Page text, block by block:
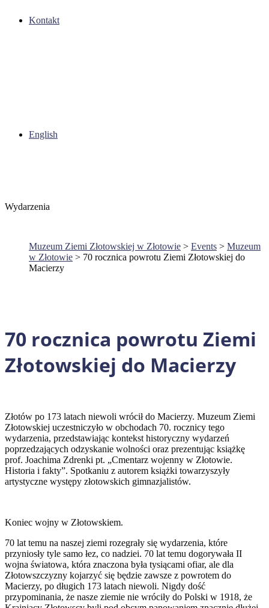
Kontakt
English
Wydarzenia
Muzeum Ziemi Złotowskiej w Złotowie > Events > Muzeum
w Złotowie > 70 rocznica powrotu Ziemi Złotowskiej do
Macierzy
70 rocznica powrotu Ziemi
Złotowskiej do Macierzy
Złotów po 173 latach niewoli wrócił do Macierzy. Muzeum Ziemi
Złotowskiej uczestniczyło w obchodach 70. rocznicy tego
wydarzenia, przedstawiając kontekst historyczny wydarzeń
poprzedzających odzyskanie wolności oraz prezentując książkę
prof. Joachima Zdrenki pt. „Cmentarz wojenny w Złotowie.
Historia i fakty”. Spotkaniu z autorem książki towarzyszyły
artystyczne występy złotowskich gimnazjalistów.
Koniec wojny w Złotowskiem.
70 lat temu na naszej ziemi rozegrały się wydarzenia, które
przyniosły tyle samo łez, co nadziei. 70 lat temu dogorywała II
wojna światowa, która znaczona była tysiącami ofiar, ale dla
Złotowszczyzny kojarzyć się będzie zawsze z powrotem do
Macierzy, po długich 173 latach niewoli. Nigdy dość
przypominania, że nasze ziemie nie wróciły do Polski w 1918, że